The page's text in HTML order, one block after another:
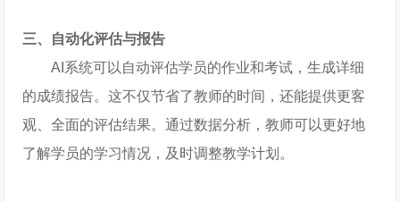
三、自动化评估与报告
AI系统可以自动评估学员的作业和考试，生成详细
的成绩报告。这不仅节省了教师的时间，还能提供更客
观、全面的评估结果。通过数据分析，教师可以更好地
了解学员的学习情况，及时调整教学计划。